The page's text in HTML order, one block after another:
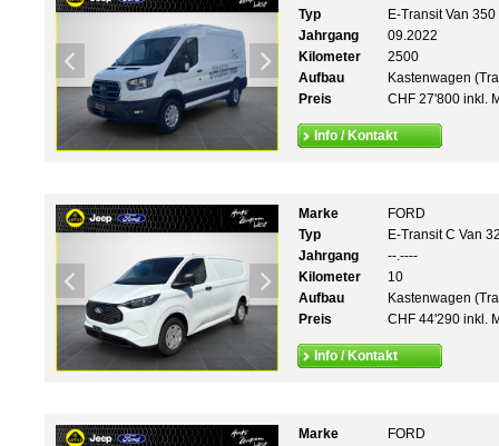
Typ
E-Transit Van
Jahrgang
09.2022
Kilometer
2500
Aufbau
Kastenwagen
Preis
CHF 27'800 inkl.
Info / Kontakt
Marke
FORD
Typ
E-Transit C Van
Jahrgang
--.----
Kilometer
10
Aufbau
Kastenwagen
Preis
CHF 44'290 inkl.
Info / Kontakt
Marke
FORD